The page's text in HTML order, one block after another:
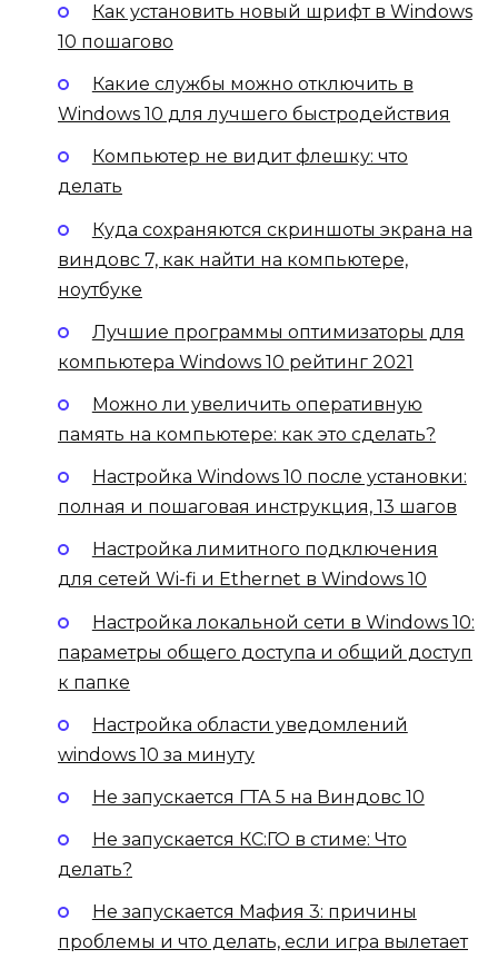
Как установить новый шрифт в Windows
10 пошагово
Какие службы можно отключить в
Windows 10 для лучшего быстродействия
Компьютер не видит флешку: что
делать
Куда сохраняются скриншоты экрана на
виндовс 7, как найти на компьютере,
ноутбуке
Лучшие программы оптимизаторы для
компьютера Windows 10 рейтинг 2021
Можно ли увеличить оперативную
память на компьютере: как это сделать?
Настройка Windows 10 после установки:
полная и пошаговая инструкция, 13 шагов
Настройка лимитного подключения
для сетей Wi-fi и Ethernet в Windows 10
Настройка локальной сети в Windows 10:
параметры общего доступа и общий доступ
к папке
Настройка области уведомлений
windows 10 за минуту
Не запускается ГТА 5 на Виндовс 10
Не запускается КС:ГО в стиме: Что
делать?
Не запускается Мафия 3: причины
проблемы и что делать, если игра вылетает